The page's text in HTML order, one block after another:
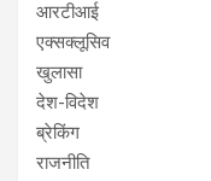
आरटीआई
एक्सक्लूसिव
खुलासा
देश-विदेश
ब्रेकिंग
राजनीति